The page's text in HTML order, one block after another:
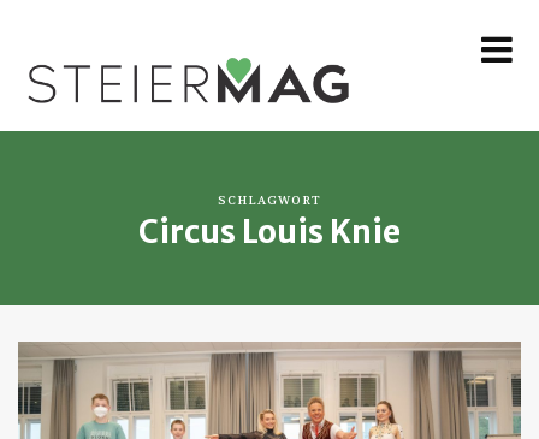
SCHLAGWORT
Circus Louis Knie